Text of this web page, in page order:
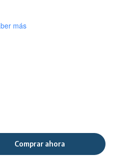
más
Comprar ahora